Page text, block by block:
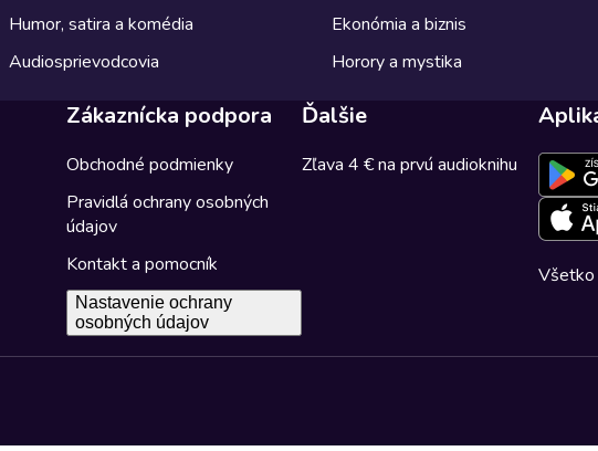
Humor, satira a komédia
Audiosprievodcovia
Ekonómia a biznis
Horory a mystika
Zákaznícka podpora
Obchodné podmienky
Pravidlá ochrany osobných
údajov
Kontakt a pomocník
Nastavenie ochrany
osobných údajov
Ďalšie
Zľava 4 € na prvú audioknihu
Všetko